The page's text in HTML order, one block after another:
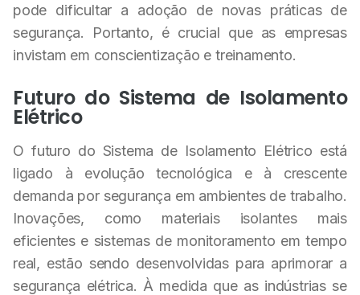
pode dificultar a adoção de novas práticas de
segurança. Portanto, é crucial que as empresas
invistam em conscientização e treinamento.
Futuro do Sistema de Isolamento
Elétrico
O futuro do Sistema de Isolamento Elétrico está
ligado à evolução tecnológica e à crescente
demanda por segurança em ambientes de trabalho.
Inovações, como materiais isolantes mais
eficientes e sistemas de monitoramento em tempo
real, estão sendo desenvolvidas para aprimorar a
segurança elétrica. À medida que as indústrias se